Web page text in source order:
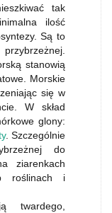
tak
ilość
Są to
stanowią
Morskie
się w
W skład
glony:
. Szczególnie
do
ziarenkach
roślinach i
twardego,